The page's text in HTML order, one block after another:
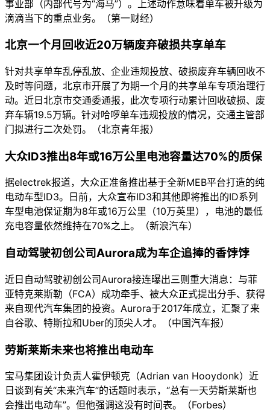
事业部（内部代号为“海马”）。上述动作意味着单车被升级为
滴滴当下的重点业务。（第一财经）
北京一个月回收近20万辆废弃破损共享单车
针对共享单车乱停乱放、企业违规投放、破损废弃车辆回收不
及时等问题，北京市开展了为期一个月的共享单车专项治理行
动。近日北京市交通委通报，此次专项行动累计回收破损、废
弃车辆19.5万辆。针对哈啰单车违规投放的情况，交通主管部
门拟进行二次处罚。（北京青年报）
大众ID3推出8年或16万公里电池容量达70%的质保
据electrek报道，大众正准备推出基于全新MEB平台打造的纯
电动车型ID3。日前，大众宣布ID3和其他即将推出的ID系列
车型电池保证期为8年或16万公里（10万英里），电池的最低
充电容量依然维持在70%之上。（新浪汽车）
自动驾驶初创公司Aurora成为车企追捧的香饽饽
近日自动驾驶初创公司Aurora接连曝出三则重大消息：与菲
亚特克莱斯勒（FCA）成功牵手、被大众正式提出分手、获得
来自现代汽车集团的投资。Aurora于2017年成立，汇聚了来
自谷歌、特斯拉和Uber的顶尖人才。（中国汽车报）
劳斯莱斯未来也将推出电动车
宝马集团设计负责人霍伊顿克（Adrian van Hooydonk）近
日谈到有关“未来汽车”的话题时表示，“总有一天劳斯莱斯也
会推出电动车”。但他强调这没有时间表。（Forbes）